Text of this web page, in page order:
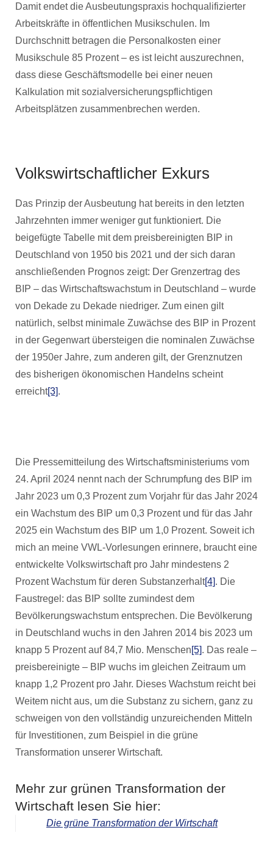
Damit endet die Ausbeutungspraxis hochqualifizierter
Arbeitskräfte in öffentlichen Musikschulen. Im
Durchschnitt betragen die Personalkosten einer
Musikschule 85 Prozent – es ist leicht auszurechnen,
dass diese Geschäftsmodelle bei einer neuen
Kalkulation mit sozialversicherungspflichtigen
Arbeitsplätzen zusammenbrechen werden.
Volkswirtschaftlicher Exkurs
Das Prinzip der Ausbeutung hat bereits in den letzten
Jahrzehnten immer weniger gut funktioniert. Die
beigefügte Tabelle mit dem preisbereinigten BIP in
Deutschland von 1950 bis 2021 und der sich daran
anschließenden Prognos zeigt: Der Grenzertrag des
BIP – das Wirtschaftswachstum in Deutschland – wurde
von Dekade zu Dekade niedriger. Zum einen gilt
natürlich, selbst minimale Zuwächse des BIP in Prozent
in der Gegenwart übersteigen die nominalen Zuwächse
der 1950er Jahre, zum anderen gilt, der Grenznutzen
des bisherigen ökonomischen Handelns scheint
erreicht[3].
Die Pressemitteilung des Wirtschaftsministeriums vom
24. April 2024 nennt nach der Schrumpfung des BIP im
Jahr 2023 um 0,3 Prozent zum Vorjahr für das Jahr 2024
ein Wachstum des BIP um 0,3 Prozent und für das Jahr
2025 ein Wachstum des BIP um 1,0 Prozent. Soweit ich
mich an meine VWL-Vorlesungen erinnere, braucht eine
entwickelte Volkswirtschaft pro Jahr mindestens 2
Prozent Wachstum für deren Substanzerhalt[4]. Die
Faustregel: das BIP sollte zumindest dem
Bevölkerungswachstum entsprechen. Die Bevölkerung
in Deutschland wuchs in den Jahren 2014 bis 2023 um
knapp 5 Prozent auf 84,7 Mio. Menschen[5]. Das reale –
preisbereinigte – BIP wuchs im gleichen Zeitraum um
knapp 1,2 Prozent pro Jahr. Dieses Wachstum reicht bei
Weitem nicht aus, um die Substanz zu sichern, ganz zu
schweigen von den vollständig unzureichenden Mitteln
für Investitionen, zum Beispiel in die grüne
Transformation unserer Wirtschaft.
Mehr zur grünen Transformation der
Wirtschaft lesen Sie hier:
Die grüne Transformation der Wirtschaft